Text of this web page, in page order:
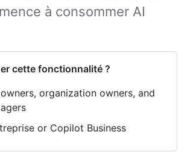
à consommer AI
cette fonctionnalité ?
organization owners, and
or Copilot Business